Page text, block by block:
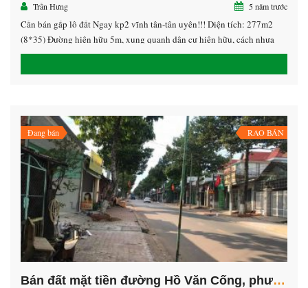
Trần Hưng
5 năm trước
Cần bán gấp lô đất Ngay kp2 vĩnh tân-tân uyên!!! Diện tích: 277m2
(8*35) Đường hiện hữu 5m, xung quanh dân cư hiện hữu, cách nhựa
lớn Dh410 vào (100m)..gần KCN VSIP 2(1KM) ,ngân hàng hỗ trợ Giá
Đang bán RAO BÁN
Bán đất mặt tiền đường Hồ Văn Cống, phường Tân An, Thủ Dầu Một, Bình Dương